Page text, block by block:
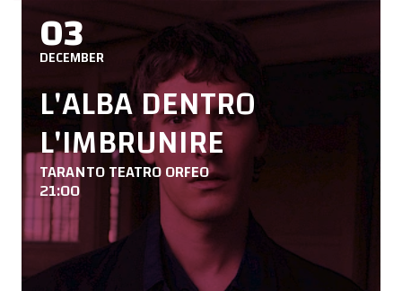
03
DECEMBER
L'ALBA DENTRO
L'IMBRUNIRE
TARANTO TEATRO ORFEO
21:00